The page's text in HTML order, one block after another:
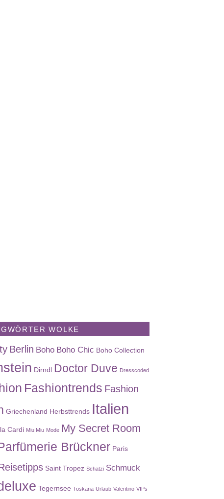
WOLKE
Berlin Boho Boho Chic Boho Collection
Dirndl Doctor Duve Dresscoded
Fashiontrends Fashion
Griechenland Herbsttrends Italien
Cardi Miu Miu Mode My Secret Room
Brückner Paris
Saint Tropez Schatzi Schmuck
Tegernsee Toskana Urlaub Valentino VIPs